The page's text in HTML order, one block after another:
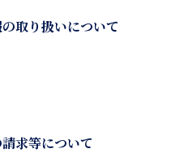
取り扱いについて
求等について